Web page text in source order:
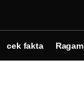
cek fakta Ragam